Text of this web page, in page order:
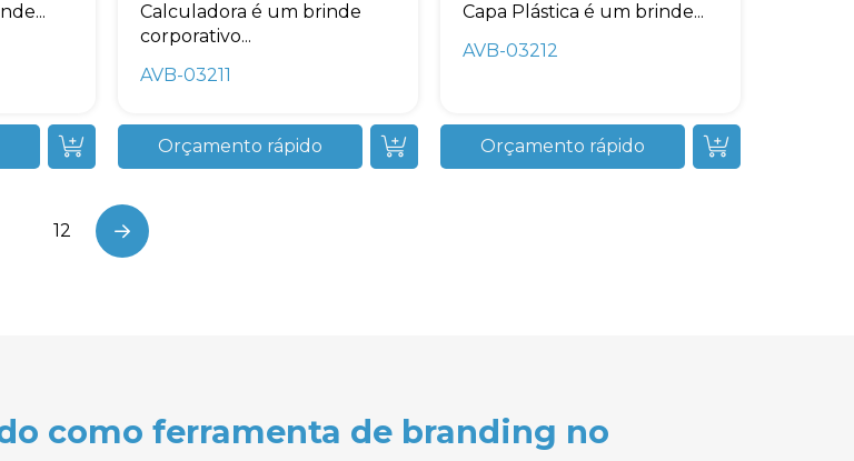
Calculadora é um brinde
corporativo...
AVB-03211
Orçamento rápido
Capa Plástica é um brinde...
AVB-03212
Orçamento rápido
12 Next
como ferramenta de branding no